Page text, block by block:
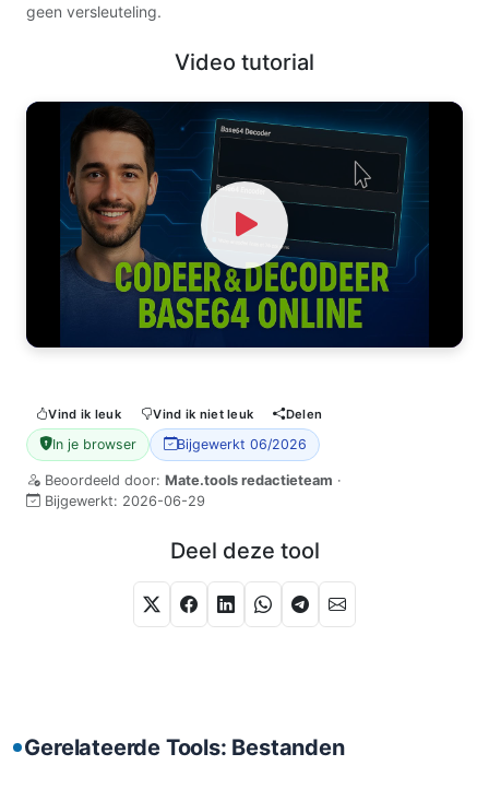
geen versleuteling.
Video tutorial
Watch Video
Vind ik leuk Vind ik niet leuk Delen
In je browser Bijgewerkt 06/2026
Beoordeeld door: Mate.tools redactieteam ·
Bijgewerkt: 2026-06-29
Deel deze tool
Gerelateerde Tools: Bestanden